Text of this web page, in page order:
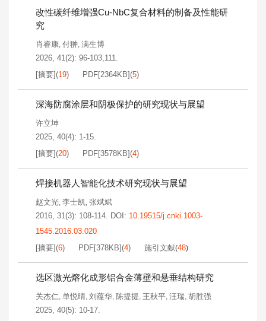
改性碳纤维增强Cu-NbC复合材料的制备及性能研
究
肖睿康, 付翀, 满生博
2026, 41(2): 96-103,111.
[摘要](19) PDF[2364KB](5)
深海防腐涂层和阴极保护的研究现状与展望
许立坤
2025, 40(4): 1-15.
[摘要](20) PDF[3578KB](4)
焊接机器人智能化技术研究现状与展望
赵文光, 李士凯, 张斌斌
2016, 31(3): 108-114. DOI: 10.19515/j.cnki.1003-
1545.2016.03.020
[摘要](6) PDF[378KB](4) 施引文献(48)
选区激光熔化成形铝合金薄壁和悬垂结构研究
关杰仁, 单悦晴, 刘蕴华, 陈提提, 王秋平, 汪瑞, 胡胜强
2025, 40(5): 10-17.